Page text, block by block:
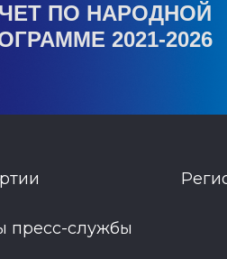
ПО НАРОДНОЙ
2021-2026
пресс-службы